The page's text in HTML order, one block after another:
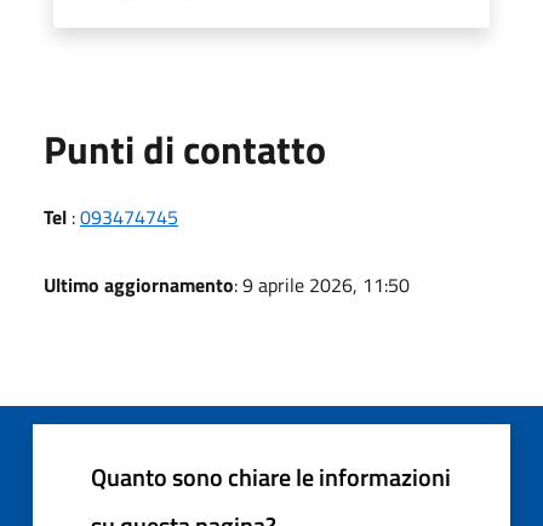
Punti di contatto
Tel :093474745
Ultimo aggiornamento: 9 aprile 2026, 11:50
Quanto sono chiare le informazioni